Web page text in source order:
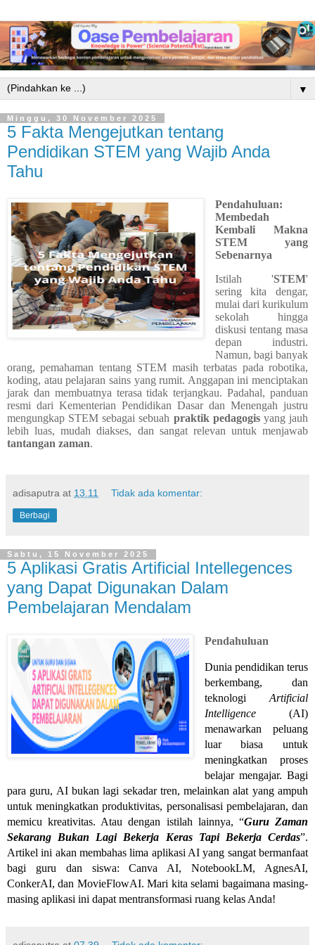
▼
Minggu, 30 November 2025
5 Fakta Mengejutkan tentang
Pendidikan STEM yang Wajib Anda
Tahu
Pendahuluan:
Membedah
Kembali Makna
STEM yang
Sebenarnya
Istilah 'STEM'
sering kita dengar,
mulai dari kurikulum
sekolah hingga
diskusi tentang masa
depan industri.
Namun, bagi banyak
orang, pemahaman tentang STEM masih terbatas pada robotika,
koding, atau pelajaran sains yang rumit. Anggapan ini menciptakan
jarak dan membuatnya terasa tidak terjangkau. Padahal, panduan
resmi dari Kementerian Pendidikan Dasar dan Menengah justru
mengungkap STEM sebagai sebuah praktik pedagogisyang jauh
lebih luas, mudah diakses, dan sangat relevan untuk menjawab
tantangan zaman.
adisaputra at 13.11 Tidak ada komentar:
Berbagi
Sabtu, 15 November 2025
5 Aplikasi Gratis Artificial Intellegences
yang Dapat Digunakan Dalam
Pembelajaran Mendalam
Pendahuluan
Dunia pendidikan terus
berkembang, dan
teknologi Artificial
Intelligence(AI)
menawarkan peluang
luar biasa untuk
meningkatkan proses
belajar mengajar. Bagi
para guru, AI bukan lagi sekadar tren, melainkan alat yang ampuh
untuk meningkatkan produktivitas, personalisasi pembelajaran, dan
memicu kreativitas. Atau dengan istilah lainnya, “Guru Zaman
Sekarang Bukan Lagi Bekerja Keras Tapi Bekerja Cerdas”.
Artikel ini akan membahas lima aplikasi AI yang sangat bermanfaat
bagi guru dan siswa: Canva AI, NotebookLM, AgnesAI,
ConkerAI, dan MovieFlowAI. Mari kita selami bagaimana masing-
masing aplikasi ini dapat mentransformasi ruang kelas Anda!